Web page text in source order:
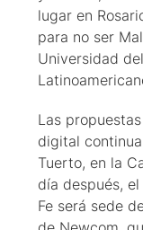
lugar en
para no ser
Universidad
Las
digital
Tuerto, en la
día después,
Fe será sede